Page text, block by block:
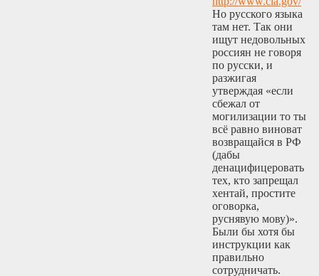
Но русского языка
там нет. Так они
ищут недовольных
россиян не говоря
по русски, и
разжигая
утверждая «если
сбежал от
могилизации то ты
всё равно виноват
возвращайся в РФ
(дабы
денацифицеровать
тех, кто запрещал
хентай, простите
оговорка,
руснявую мову)».
Были бы хотя бы
инструкции как
правильно
сотрудничать.